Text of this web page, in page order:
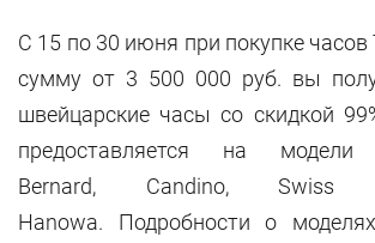
С 15 по 30 июня при покупке часов
сумму от 3 500 000 руб. вы
швейцарские часы со скидкой
предоставляется на
Bernard, Candino,
Hanowa. Подробности о